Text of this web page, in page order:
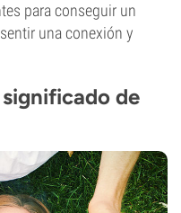
para conseguir un
una conexión y
de